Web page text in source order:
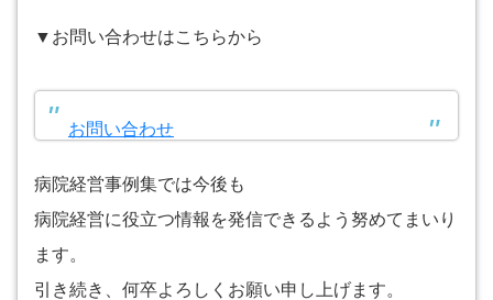
▼お問い合わせはこちらから
お問い合わせ
病院経営事例集では今後も
病院経営に役立つ情報を発信できるよう努めてまいり
ます。
引き続き、何卒よろしくお願い申し上げます。